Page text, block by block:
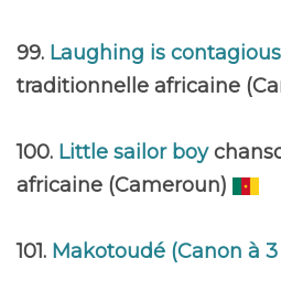
99. Laughing is contagious
traditionnelle africaine
100. Little sailor boy
africaine (Cameroun)
101. Makotoudé (Canon à